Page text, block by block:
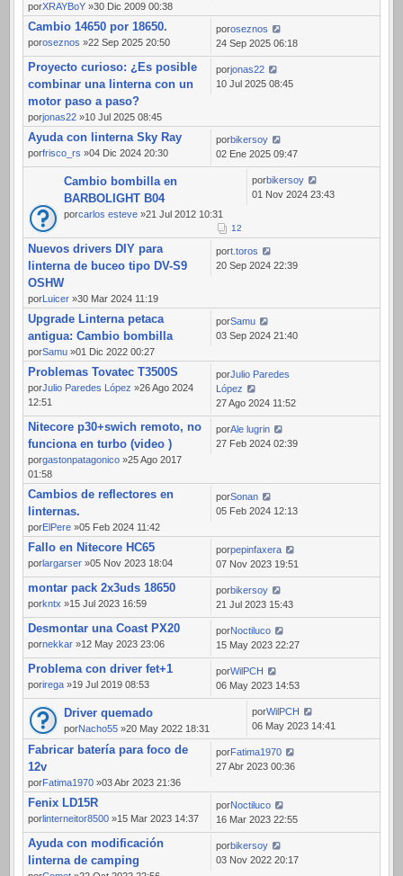
porXRAYBoY »30 Dic 2009 00:38
Cambio 14650 por 18650.
poroseznos »22 Sep 2025 20:50
poroseznos
24 Sep 2025 06:18
Proyecto curioso: ¿Es posible
combinar una linterna con un
motor paso a paso?
porjonas22 »10 Jul 2025 08:45
porjonas22
10 Jul 2025 08:45
Ayuda con linterna Sky Ray
porfrisco_rs »04 Dic 2024 20:30
porbikersoy
02 Ene 2025 09:47
Cambio bombilla en
BARBOLIGHT B04
porcarlos esteve »21 Jul 2012 10:31
12
porbikersoy
01 Nov 2024 23:43
Nuevos drivers DIY para
linterna de buceo tipo DV-S9
OSHW
por Luicer »30 Mar 2024 11:19
port.toros
20 Sep 2024 22:39
Upgrade Linterna petaca
antigua: Cambio bombilla
porSamu »01 Dic 2022 00:27
porSamu
03 Sep 2024 21:40
Problemas Tovatec T3500S
porJulio Paredes López »26 Ago 2024
12:51
porJulio Paredes
López
27 Ago 2024 11:52
Nitecore p30+swich remoto, no
funciona en turbo (video )
porgastonpatagonico »25 Ago 2017
01:58
porAle lugrin
27 Feb 2024 02:39
Cambios de reflectores en
linternas.
porElPere »05 Feb 2024 11:42
porSonan
05 Feb 2024 12:13
Fallo en Nitecore HC65
porlargarser »05 Nov 2023 18:04
porpepinfaxera
07 Nov 2023 19:51
montar pack 2x3uds 18650
porkntx »15 Jul 2023 16:59
porbikersoy
21 Jul 2023 15:43
Desmontar una Coast PX20
pornekkar »12 May 2023 23:06
porNoctiluco
15 May 2023 22:27
Problema con driver fet+1
porirega »19 Jul 2019 08:53
porWilPCH
06 May 2023 14:53
Driver quemado
porNacho55 »20 May 2022 18:31
porWilPCH
06 May 2023 14:41
Fabricar batería para foco de
12v
porFatima1970 »03 Abr 2023 21:36
porFatima1970
27 Abr 2023 00:36
Fenix LD15R
porlinterneitor8500 »15 Mar 2023 14:37
porNoctiluco
16 Mar 2023 22:55
Ayuda con modificación
linterna de camping
porbikersoy
03 Nov 2022 20:17